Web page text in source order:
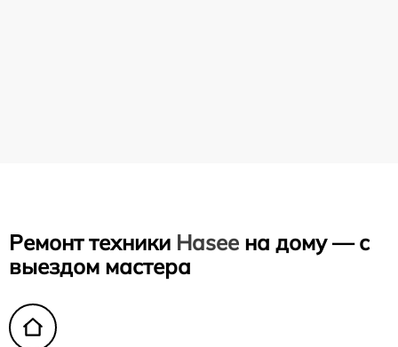
Ремонт техники Hasee на дому — с
выездом мастера